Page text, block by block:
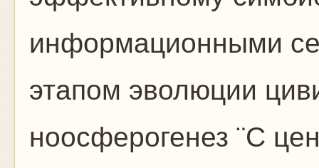
информационными
этапом эволюции
ноосферогенез ¨C